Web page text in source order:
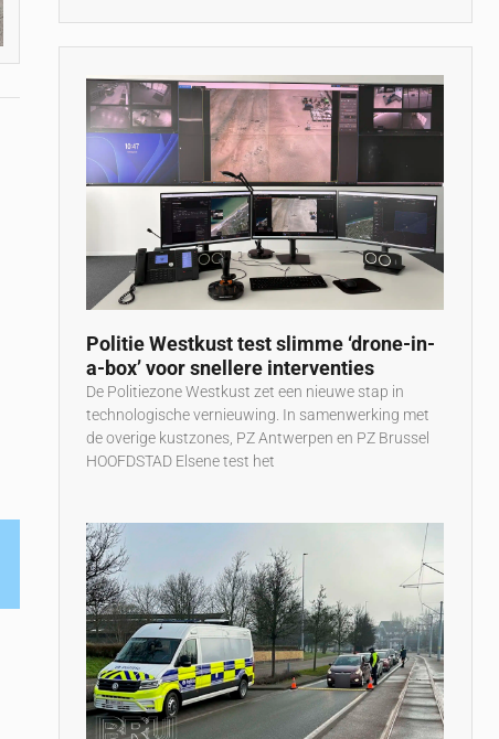
Politie Westkust test slimme ‘drone-in-
a-box’ voor snellere interventies
De Politiezone Westkust zet een nieuwe stap in
technologische vernieuwing. In samenwerking met
de overige kustzones, PZ Antwerpen en PZ Brussel
HOOFDSTAD Elsene test het